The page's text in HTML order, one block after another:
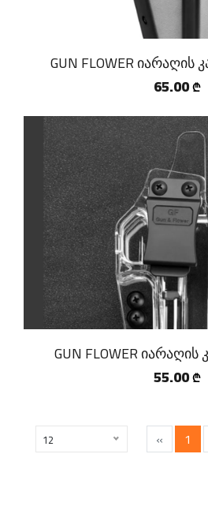
GUN FLOWER იარაღის
65.00 ₾
GUN FLOWER იარაღის
55.00 ₾
12 « 1